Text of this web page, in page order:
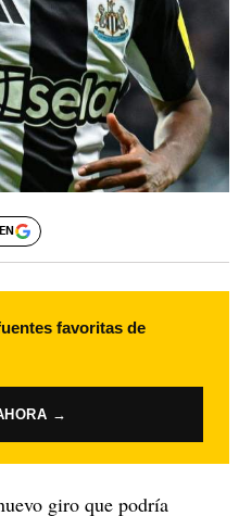
favoritas de
→
giro que podría